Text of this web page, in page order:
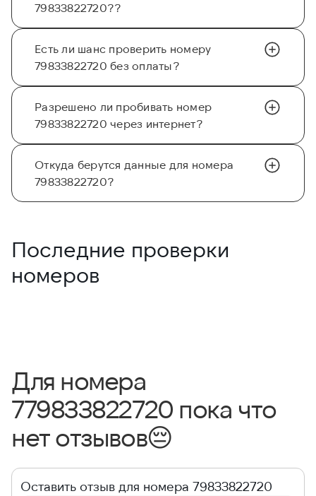
79833822720??
Есть ли шанс проверить номеру
79833822720 без оплаты?
Разрешено ли пробивать номер
79833822720 через интернет?
Откуда берутся данные для номера
79833822720?
Последние проверки
номеров
Для номера
779833822720 пока что
нет отзывов😔
Оставить отзыв для номера 79833822720